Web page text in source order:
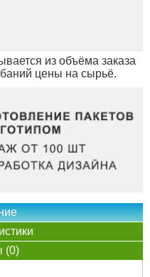
из объёма заказа
цены на сырьё.
(0)